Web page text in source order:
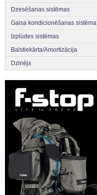
Dzesēšanas sistēmas
Gaisa kondicionēšanas sistēma
Izplūdes sistēmas
Balstiekārta/Amortizācija
Dzinējs